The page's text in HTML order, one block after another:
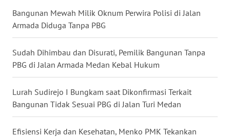
Bangunan Mewah Milik Oknum Perwira Polisi di Jalan
Armada Diduga Tanpa PBG
Sudah Dihimbau dan Disurati, Pemilik Bangunan Tanpa
PBG di Jalan Armada Medan Kebal Hukum
Lurah Sudirejo I Bungkam saat Dikonfirmasi Terkait
Bangunan Tidak Sesuai PBG di Jalan Turi Medan
Efisiensi Kerja dan Kesehatan, Menko PMK Tekankan
WN
WN
TAPANULI
WN
TANJUNG
LESUNG